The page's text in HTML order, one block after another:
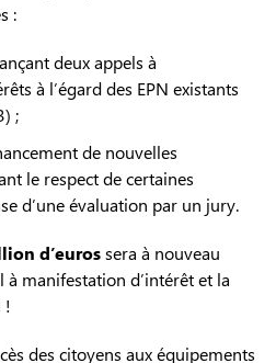
:
deux appels à
à l’égard des EPN existants
;
de nouvelles
le respect de certaines
d’une évaluation par un jury.
d’eurossera à nouveau
à manifestation d’intérêt et la
!
des citoyens aux équipements